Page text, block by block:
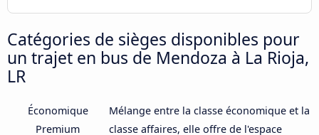
Catégories de sièges disponibles pour
un trajet en bus de Mendoza à La Rioja,
LR
Économique
Premium
Mélange entre la classe économique et la
classe affaires, elle offre de l'espace